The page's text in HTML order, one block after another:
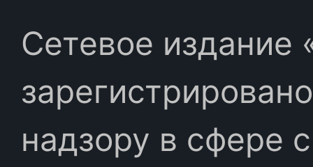
Сетевое издание
надзору в сфере